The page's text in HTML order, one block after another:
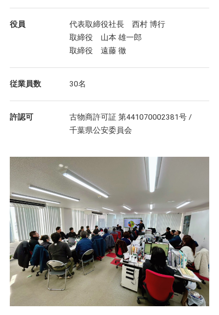
役員
代表取締役社長 西村 博行
取締役 山本 雄一郎
取締役 遠藤 徹
従業員数 30名
許認可
古物商許可証 第441070002381号 /
千葉県公安委員会